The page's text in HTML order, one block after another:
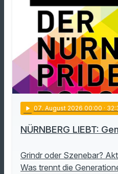
play_arrow 07. August 2026 00:00 ·
NÜRNBERG LIEBT:
Grindr oder Szenebar?
Was trennt die